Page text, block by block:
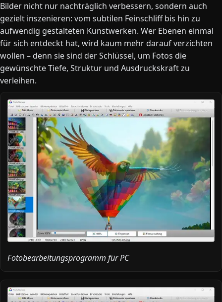
Bilder nicht nur nachträglich verbessern, sondern auch
gezielt inszenieren: vom subtilen Feinschliff bis hin zu
aufwendig gestalteten Kunstwerken. Wer Ebenen einmal
für sich entdeckt hat, wird kaum mehr darauf verzichten
wollen – denn sie sind der Schlüssel, um Fotos die
gewünschte Tiefe, Struktur und Ausdruckskraft zu
verleihen.
Fotobearbeitungsprogramm für PC